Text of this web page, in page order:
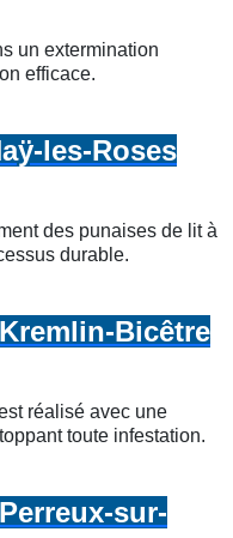
un extermination
efficace.
les-Roses
des punaises de lit à
durable.
Bicêtre
réalisé avec une
toute infestation.
sur-